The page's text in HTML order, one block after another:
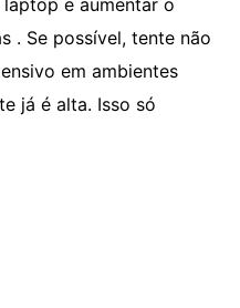
e aumentar o
. Se possível, tente não
em ambientes
já é alta. Isso só